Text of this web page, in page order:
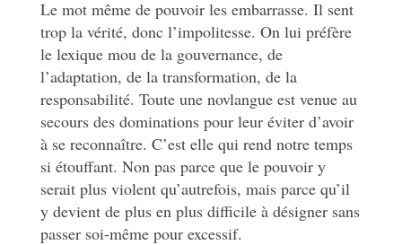
Le mot même de pouvoir les embarrasse. Il sent
trop la vérité, donc l’impolitesse. On lui préfère
le lexique mou de la gouvernance, de
l’adaptation, de la transformation, de la
responsabilité. Toute une novlangue est venue au
secours des dominations pour leur éviter d’avoir
à se reconnaître. C’est elle qui rend notre temps
si étouffant. Non pas parce que le pouvoir y
serait plus violent qu’autrefois, mais parce qu’il
y devient de plus en plus difficile à désigner sans
passer soi-même pour excessif.